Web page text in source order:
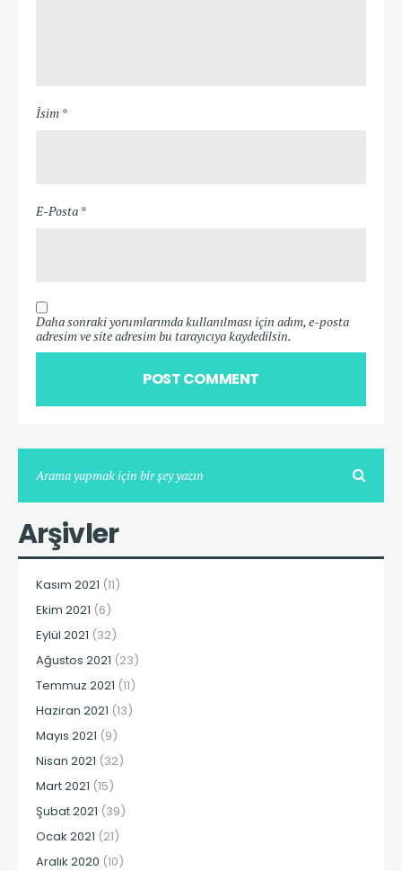
İsim *
E-Posta *
Daha sonraki yorumlarımda kullanılması için adım, e-posta
adresim ve site adresim bu tarayıcıya kaydedilsin.
Arşivler
Kasım 2021 (11)
Ekim 2021 (6)
Eylül 2021 (32)
Ağustos 2021 (23)
Temmuz 2021 (11)
Haziran 2021 (13)
Mayıs 2021 (9)
Nisan 2021 (32)
Mart 2021 (15)
Şubat 2021 (39)
Ocak 2021 (21)
Aralık 2020 (10)